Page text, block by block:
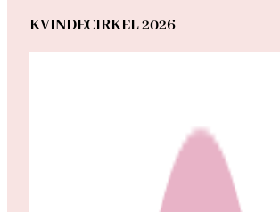
KVINDECIRKEL 2026